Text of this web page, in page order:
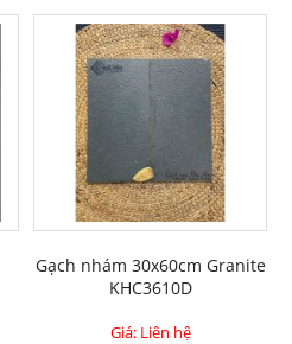
Gạch nhám 30x60cm Granite
KHC3610D
Giá: Liên hệ